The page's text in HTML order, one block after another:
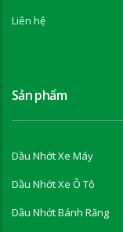
Liên hệ
Sản phẩm
Dầu Nhớt Xe Máy
Dầu Nhớt Xe Ô Tô
Dầu Nhớt Bánh Răng